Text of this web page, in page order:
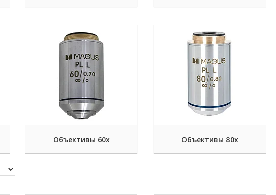
Объективы 60х Объективы 80х